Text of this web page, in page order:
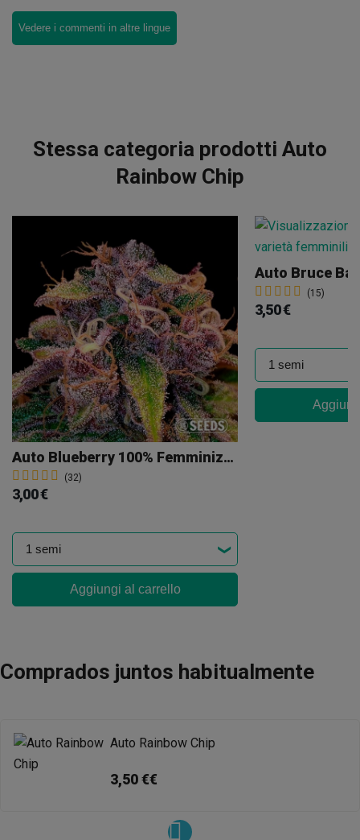
Vedere i commenti in altre lingue
Stessa categoria prodotti Auto
Rainbow Chip
Auto Blueberry 100% Femminizzata
(32)
3,00 €
Aggiungi al carrello
(15)
3,50 €
Comprados juntos habitualmente
Auto Rainbow Chip
3,50 €€